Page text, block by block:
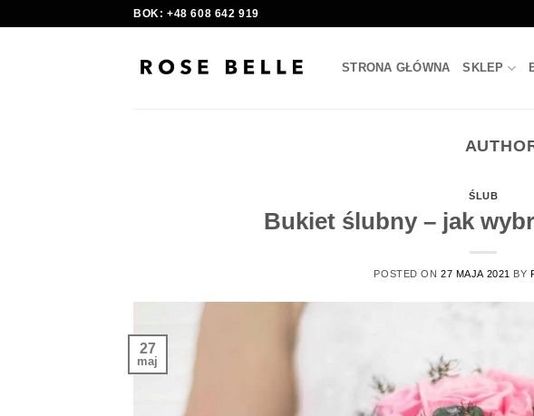
BOK: +48 608 642 919
STRONA GŁÓWNA SKLEP
ŚLUB
Bukiet ślubny – jak
POSTED ON27 MAJA 2021 BY
27
maj